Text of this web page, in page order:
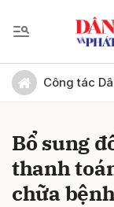
Công tác
Bổ sung
thanh
chữa
Gửi bình luận